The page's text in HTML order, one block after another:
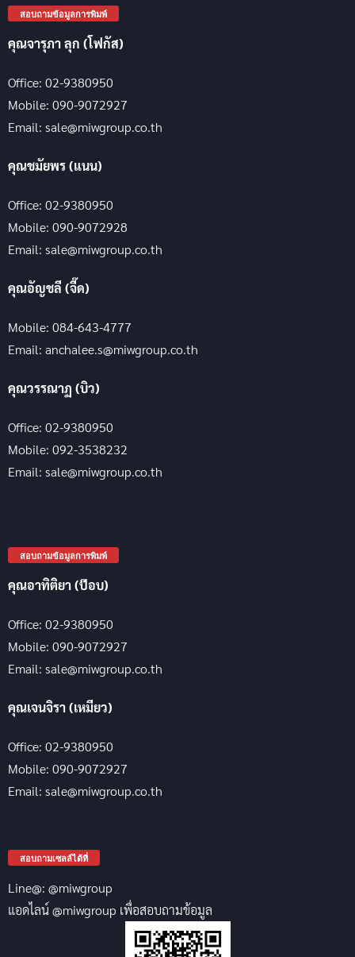
สอบถามข้อมูลการพิมพ์
คุณจารุภา ลุก (โฟกัส)
Office: 02-9380950
Mobile: 090-9072927
Email: sale@miwgroup.co.th
คุณชมัยพร (แนน)
Office: 02-9380950
Mobile: 090-9072928
Email: sale@miwgroup.co.th
คุณอัญชลี (จี๊ด)
Mobile: 084-643-4777
Email: anchalee.s@miwgroup.co.th
คุณวรรณาฏ (บิว)
Office: 02-9380950
Mobile: 092-3538232
Email: sale@miwgroup.co.th
สอบถามข้อมูลการพิมพ์
คุณอาทิติยา (ป๊อบ)
Office: 02-9380950
Mobile: 090-9072927
Email: sale@miwgroup.co.th
คุณเจนจิรา (เหมียว)
Office: 02-9380950
Mobile: 090-9072927
Email: sale@miwgroup.co.th
สอบถามเซลล์ได้ที่
Line@: @miwgroup
แอดไลน์ @miwgroup เพื่อสอบถามข้อมูล